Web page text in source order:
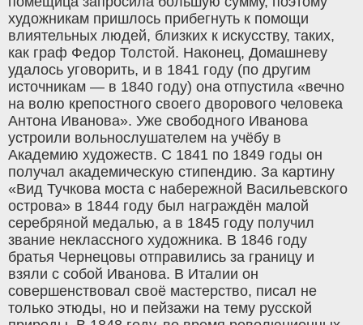
художникам пришлось прибегнуть к помощи
влиятельных людей, близких к искусству, таких,
как граф Федор Толстой. Наконец, Домашневу
удалось уговорить, и в 1841 году (по другим
источникам — в 1840 году) она отпустила «вечно
на волю крепостного своего дворового человека
Антона Иванова». Уже свободного Иванова
устроили вольнослушателем на учёбу в
Академию художеств. С 1841 по 1849 годы он
получал академическую стипендию. За картину
«Вид Тучкова моста с набережной Васильевского
острова» в 1844 году был награждён малой
серебряной медалью, а в 1845 году получил
звание неклассного художника. В 1846 году
братья Чернецовы отправились за границу и
взяли с собой Иванова. В Италии он
совершенствовал своё мастерство, писал не
только этюды, но и пейзажи на тему русской